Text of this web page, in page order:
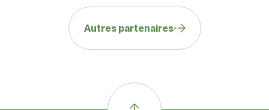
Autres partenaires